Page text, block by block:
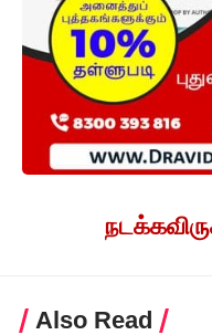
Also Read